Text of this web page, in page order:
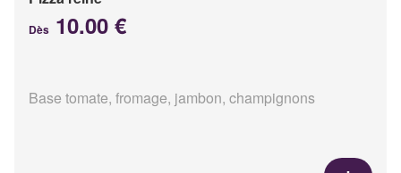
Dès 10.00 €
Base tomate, fromage, jambon, champignons